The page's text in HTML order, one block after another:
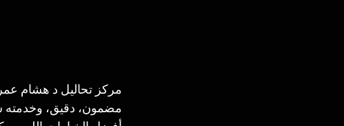
مركز تحاليل د هشام عمر
مضمون، دقيق، وخدمته